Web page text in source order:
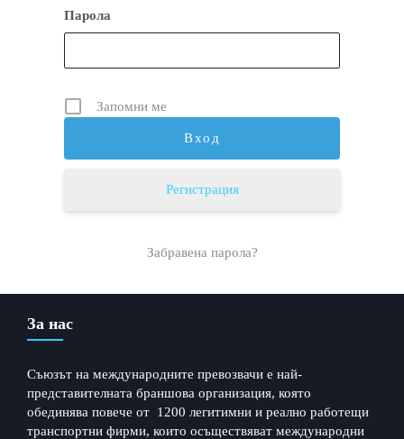
Парола
Запомни ме
Регистрация
Забравена парола?
За нас
Съюзът на международните превозвачи е най-
представителната браншова организация, която
обединява повече от 1200 легитимни и реално работещи
транспортни фирми, които осъществяват международни